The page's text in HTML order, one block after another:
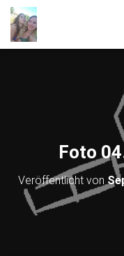
Foto
Veröffentlicht von